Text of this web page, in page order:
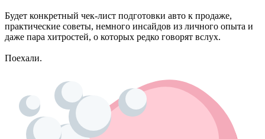
Будет конкретный чек-лист подготовки авто к продаже,
практические советы, немного инсайдов из личного опыта и
даже пара хитростей, о которых редко говорят вслух.
Поехали.